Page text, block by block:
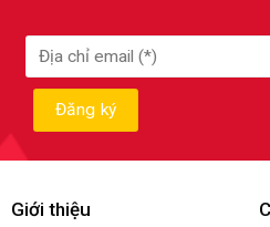
Giới thiệu